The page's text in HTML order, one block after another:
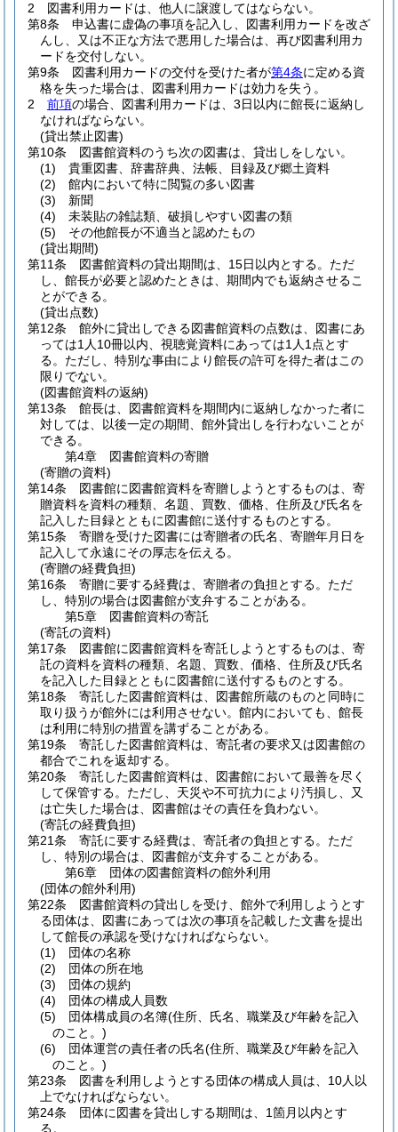
2
図書利用カードは、他人に譲渡してはならない。
第8条
申込書に虚偽の事項を記入し、図書利用カードを改ざ
んし、又は不正な方法で悪用した場合は、再び図書利用カ
ードを交付しない。
第9条
図書利用カードの交付を受けた者が第4条に定める資
格を失った場合は、図書利用カードは効力を失う。
2
前項の場合、図書利用カードは、3日以内に館長に返納し
なければならない。
(貸出禁止図書)
第10条
図書館資料のうち次の図書は、貸出しをしない。
(1)
貴重図書、辞書辞典、法帳、目録及び郷土資料
(2)
館内において特に閲覧の多い図書
(3)
新聞
(4)
未装貼の雑誌類、破損しやすい図書の類
(5)
その他館長が不適当と認めたもの
(貸出期間)
第11条
図書館資料の貸出期間は、15日以内とする。 ただ
し、館長が必要と認めたときは、期間内でも返納させるこ
とができる。
(貸出点数)
第12条
館外に貸出しできる図書館資料の点数は、図書にあ
っては1人10冊以内、視聴覚資料にあっては1人1点とす
る。 ただし、特別な事由により館長の許可を得た者はこの
限りでない。
(図書館資料の返納)
第13条
館長は、図書館資料を期間内に返納しなかった者に
対しては、以後一定の期間、館外貸出しを行わないことが
できる。
第4章
図書館資料の寄贈
(寄贈の資料)
第14条
図書館に図書館資料を寄贈しようとするものは、寄
贈資料を資料の種類、名題、買数、価格、住所及び氏名を
記入した目録とともに図書館に送付するものとする。
第15条
寄贈を受けた図書には寄贈者の氏名、寄贈年月日を
記入して永遠にその厚志を伝える。
(寄贈の経費負担)
第16条
寄贈に要する経費は、寄贈者の負担とする。 ただ
し、特別の場合は図書館が支弁することがある。
第5章
図書館資料の寄託
(寄託の資料)
第17条
図書館に図書館資料を寄託しようとするものは、寄
託の資料を資料の種類、名題、買数、価格、住所及び氏名
を記入した目録とともに図書館に送付するものとする。
第18条
寄託した図書館資料は、図書館所蔵のものと同時に
取り扱うが館外には利用させない。 館内においても、館長
は利用に特別の措置を講ずることがある。
第19条
寄託した図書館資料は、寄託者の要求又は図書館の
都合でこれを返却する。
第20条
寄託した図書館資料は、図書館において最善を尽く
して保管する。 ただし、天災や不可抗力により汚損し、又
は亡失した場合は、図書館はその責任を負わない。
(寄託の経費負担)
第21条
寄託に要する経費は、寄託者の負担とする。 ただ
し、特別の場合は、図書館が支弁することがある。
第6章
団体の図書館資料の館外利用
(団体の館外利用)
第22条
図書館資料の貸出しを受け、館外で利用しようとす
る団体は、図書にあっては次の事項を記載した文書を提出
して館長の承認を受けなければならない。
(1)
団体の名称
(2)
団体の所在地
(3)
団体の規約
(4)
団体の構成人員数
(5)
団体構成員の名簿(住所、氏名、職業及び年齢を記入
のこと。)
(6)
団体運営の責任者の氏名(住所、職業及び年齢を記入
のこと。)
第23条
図書を利用しようとする団体の構成人員は、10人以
上でなければならない。
第24条
団体に図書を貸出しする期間は、1箇月以内とす
る。